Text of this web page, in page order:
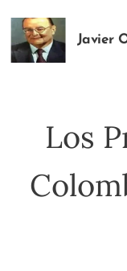
Javier
Los